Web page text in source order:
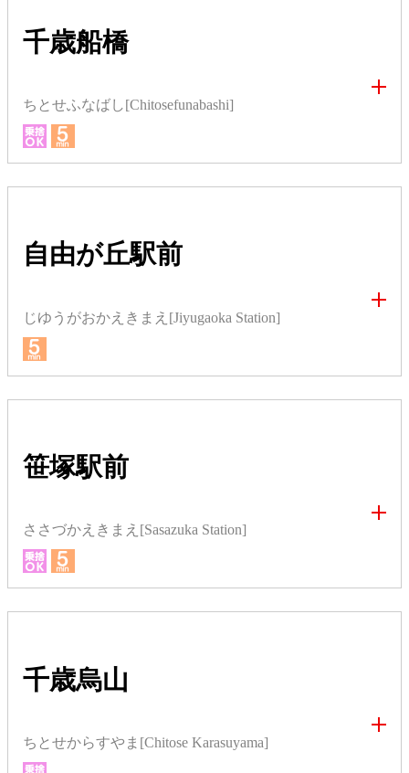
千歳船橋
ちとせふなばし[Chitosefunabashi]
自由が丘駅前
じゆうがおかえきまえ[Jiyugaoka Station]
笹塚駅前
ささづかえきまえ[Sasazuka Station]
千歳烏山
ちとせからすやま[Chitose Karasuyama]